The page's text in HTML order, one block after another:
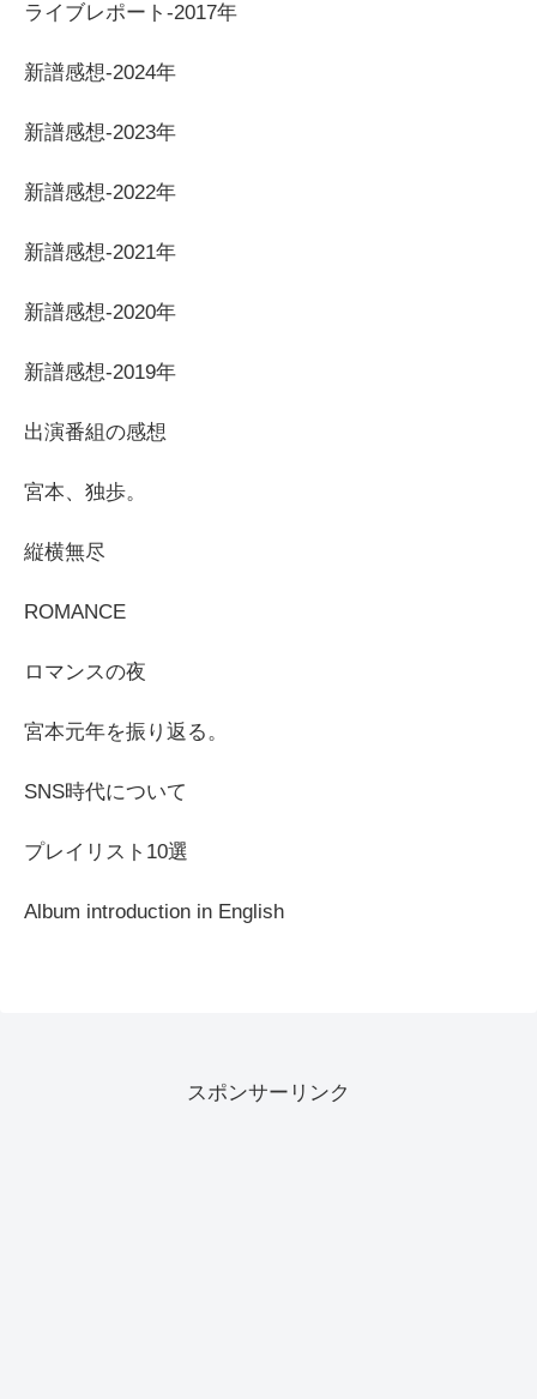
ライブレポート-2017年
新譜感想-2024年
新譜感想-2023年
新譜感想-2022年
新譜感想-2021年
新譜感想-2020年
新譜感想-2019年
出演番組の感想
宮本、独歩。
縦横無尽
ROMANCE
ロマンスの夜
宮本元年を振り返る。
SNS時代について
プレイリスト10選
Album introduction in English
スポンサーリンク